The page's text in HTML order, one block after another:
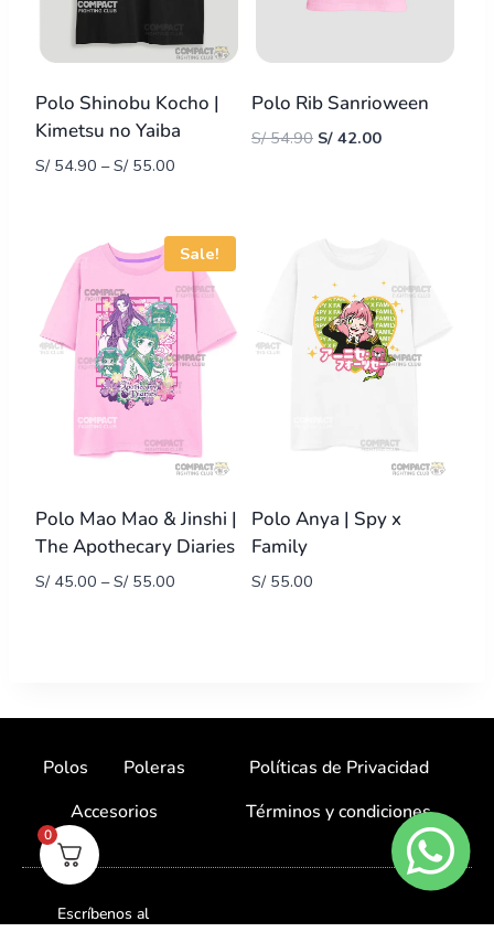
Polo Shinobu Kocho |
Kimetsu no Yaiba
S/54.90 – S/55.00
Polo Rib Sanrioween
S/54.90 S/ 42.00
Sale!
Polo Mao Mao & Jinshi |
The Apothecary Diaries
S/45.00 – S/55.00
Polo Anya | Spy x
Family
S/55.00
Polos
Poleras
Accesorios
Políticas de Privacidad
Términos y condiciones
Escríbenos al
0